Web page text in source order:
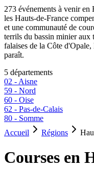
273 événements à venir en
les Hauts-de-France
et une communauté de
terrils du bassin minier aux
falaises de la Côte
paraît.
5 départements
02 - Aisne
59 - Nord
60 - Oise
62 - Pas-de-Calais
80 - Somme
Accueil
Régions
Courses en